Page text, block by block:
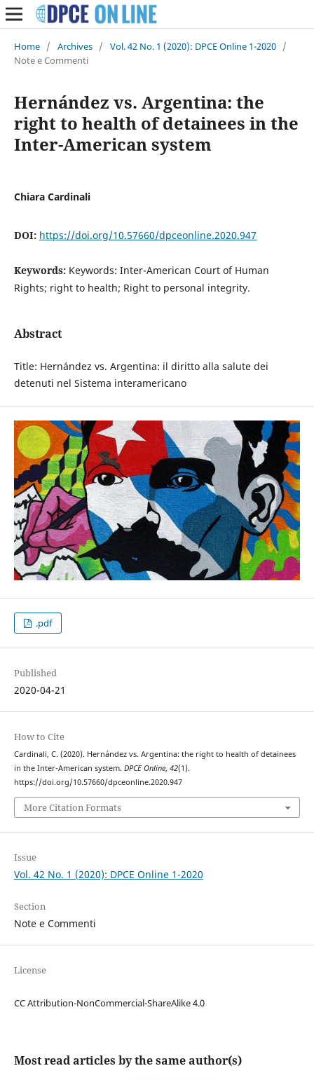
Home / Archives / Vol. 42 No. 1 (2020): DPCE Online 1-2020 /
Note e Commenti
Hernández vs. Argentina: the
right to health of detainees in the
Inter-American system
Chiara Cardinali
DOI: https://doi.org/10.57660/dpceonline.2020.947
Keywords: Keywords: Inter-American Court of Human
Rights; right to health; Right to personal integrity.
Abstract
Title: Hernández vs. Argentina: il diritto alla salute dei
detenuti nel Sistema interamericano
.pdf
Published
2020-04-21
How to Cite
Cardinali, C. (2020). Hernández vs. Argentina: the right to health of detainees
in the Inter-American system. DPCE Online, 42(1).
https://doi.org/10.57660/dpceonline.2020.947
More Citation Formats
Issue
Vol. 42 No. 1 (2020): DPCE Online 1-2020
Section
Note e Commenti
License
CC Attribution-NonCommercial-ShareAlike 4.0
Most read articles by the same author(s)